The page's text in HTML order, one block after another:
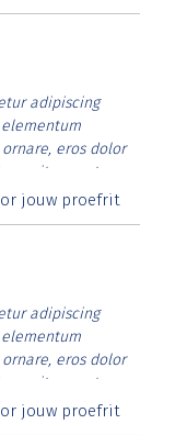
adipiscing
eros dolor
vitae erat.
id rutrum lorem
jouw proefrit
adipiscing
eros dolor
vitae erat.
id rutrum lorem
jouw proefrit